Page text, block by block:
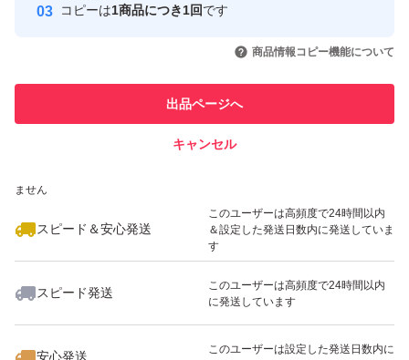
引を完了させた実績があります
での取引実績があります
ません
スピード＆安心発送
このユーザーは高頻度で24時間以内
＆設定した発送日数内に発送していま
す
スピード発送
このユーザーは高頻度で24時間以内
に発送しています
安心発送
このユーザーは設定した発送日数内に
コピーは1商品につき1回です
商品情報コピー機能について
出品ページへ
キャンセル
いいね！
300